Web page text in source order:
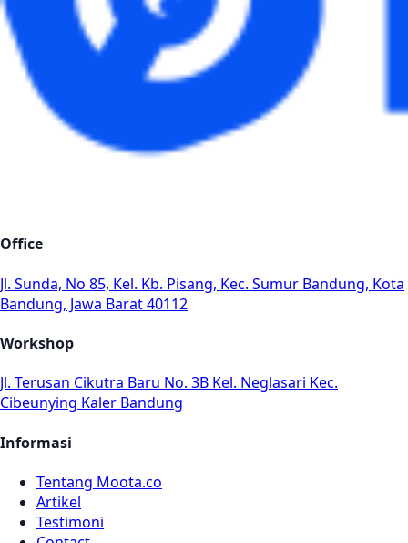
Office
Jl. Sunda, No 85, Kel. Kb. Pisang, Kec. Sumur Bandung, Kota
Bandung, Jawa Barat 40112
Workshop
Jl. Terusan Cikutra Baru No. 3B Kel. Neglasari Kec.
Cibeunying Kaler Bandung
Informasi
Tentang Moota.co
Artikel
Testimoni